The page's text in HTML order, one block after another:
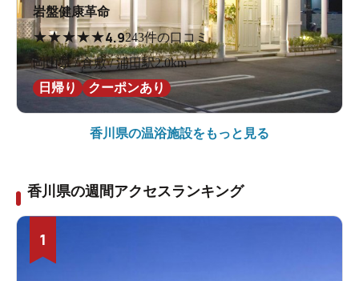
岩盤健康革命
★★★★★4.9243件の口コミ
岡山県 / 倉敷 / 浦田駅2.0km
日帰り
クーポンあり
香川県の温浴施設をもっと見る
香川県の週間アクセスランキング
1